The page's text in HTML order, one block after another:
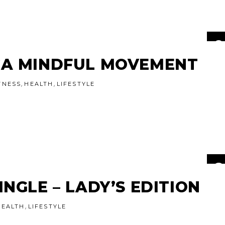
MINDFUL MOVEMENT
, HEALTH , LIFESTYLE
– LADY’S EDITION
, LIFESTYLE